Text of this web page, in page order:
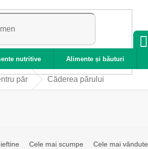
nutritive Alimente și băuturi
păr Căderea părului
Cele mai scumpe Cele mai vândute